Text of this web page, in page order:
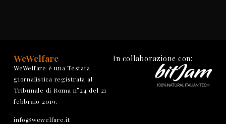
WeWelfare
WeWelfare è una Testata
giornalistica registrata al
Tribunale di Roma n°24 del 21
febbraio 2019.
info@wewelfare.it
In collaborazione con: